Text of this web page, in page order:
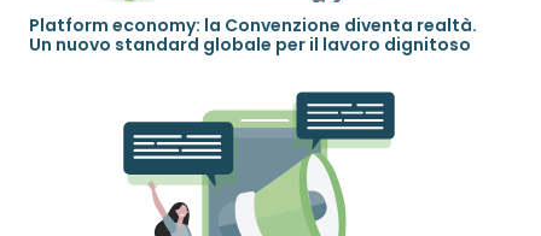
Platform economy: la Convenzione diventa realtà.
Un nuovo standard globale per il lavoro dignitoso